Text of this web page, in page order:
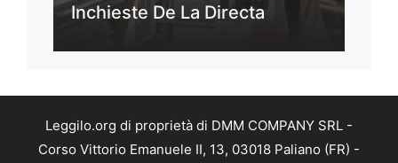
Inchieste De La Directa
Leggilo.org di proprietà di DMM COMPANY SRL -
Corso Vittorio Emanuele II, 13, 03018 Paliano (FR) -